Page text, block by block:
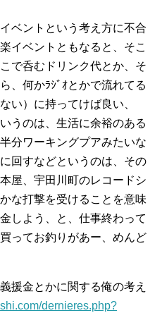
ベントという考え方に不合
イベントともなると、そこ
で呑むドリンク代とか、そ
、何かﾗｼﾞｵとかで流れてる
い）に持ってけば良い、
うのは、生活に余裕のある
分ワーキングプアみたいな
回すなどというのは、その
屋、宇田川町のレコードシ
な打撃を受けることを意味
しよう、と、仕事終わって
ってお釣りがあー、めんど
援金とかに関する俺の考え
dernieres.php?